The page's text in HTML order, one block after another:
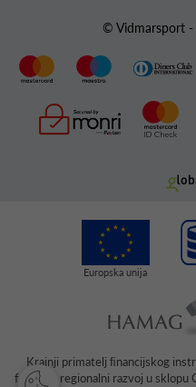
© Vidmarsport -
Krajnji primatelj ﬁnancijskog
fonda za regionalni razvoj u